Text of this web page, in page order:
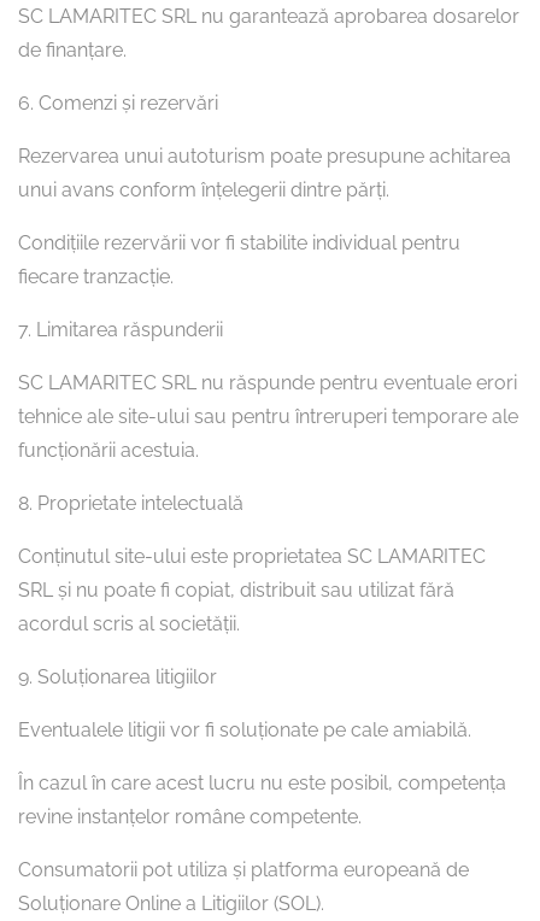
SC LAMARITEC SRL nu garantează aprobarea dosarelor
de finanțare.
6. Comenzi și rezervări
Rezervarea unui autoturism poate presupune achitarea
unui avans conform înțelegerii dintre părți.
Condițiile rezervării vor fi stabilite individual pentru
fiecare tranzacție.
7. Limitarea răspunderii
SC LAMARITEC SRL nu răspunde pentru eventuale erori
tehnice ale site-ului sau pentru întreruperi temporare ale
funcționării acestuia.
8. Proprietate intelectuală
Conținutul site-ului este proprietatea SC LAMARITEC
SRL și nu poate fi copiat, distribuit sau utilizat fără
acordul scris al societății.
9. Soluționarea litigiilor
Eventualele litigii vor fi soluționate pe cale amiabilă.
În cazul în care acest lucru nu este posibil, competența
revine instanțelor române competente.
Consumatorii pot utiliza și platforma europeană de
Soluționare Online a Litigiilor (SOL).